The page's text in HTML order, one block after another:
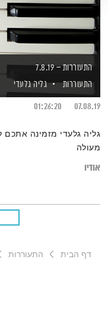
התעוררות – 7.8.19
התעוררות
גליה גלעדי
07.08.19
01:26:20
גליה גלעדי מזמינה אתכם
מעולה
אודיו
דף הבית התעוררות